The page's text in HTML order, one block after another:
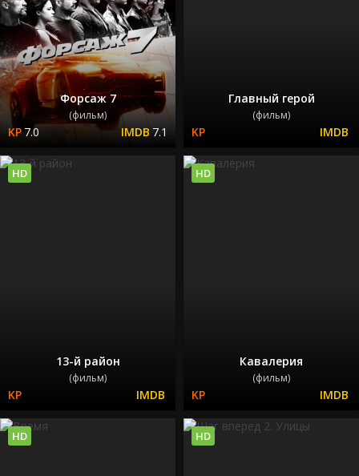
Форсаж 7
(фильм)
7.0 7.1
Главный герой
(фильм)
13-й район
(фильм)
HD
Кавалерия
(фильм)
HD
HD HD